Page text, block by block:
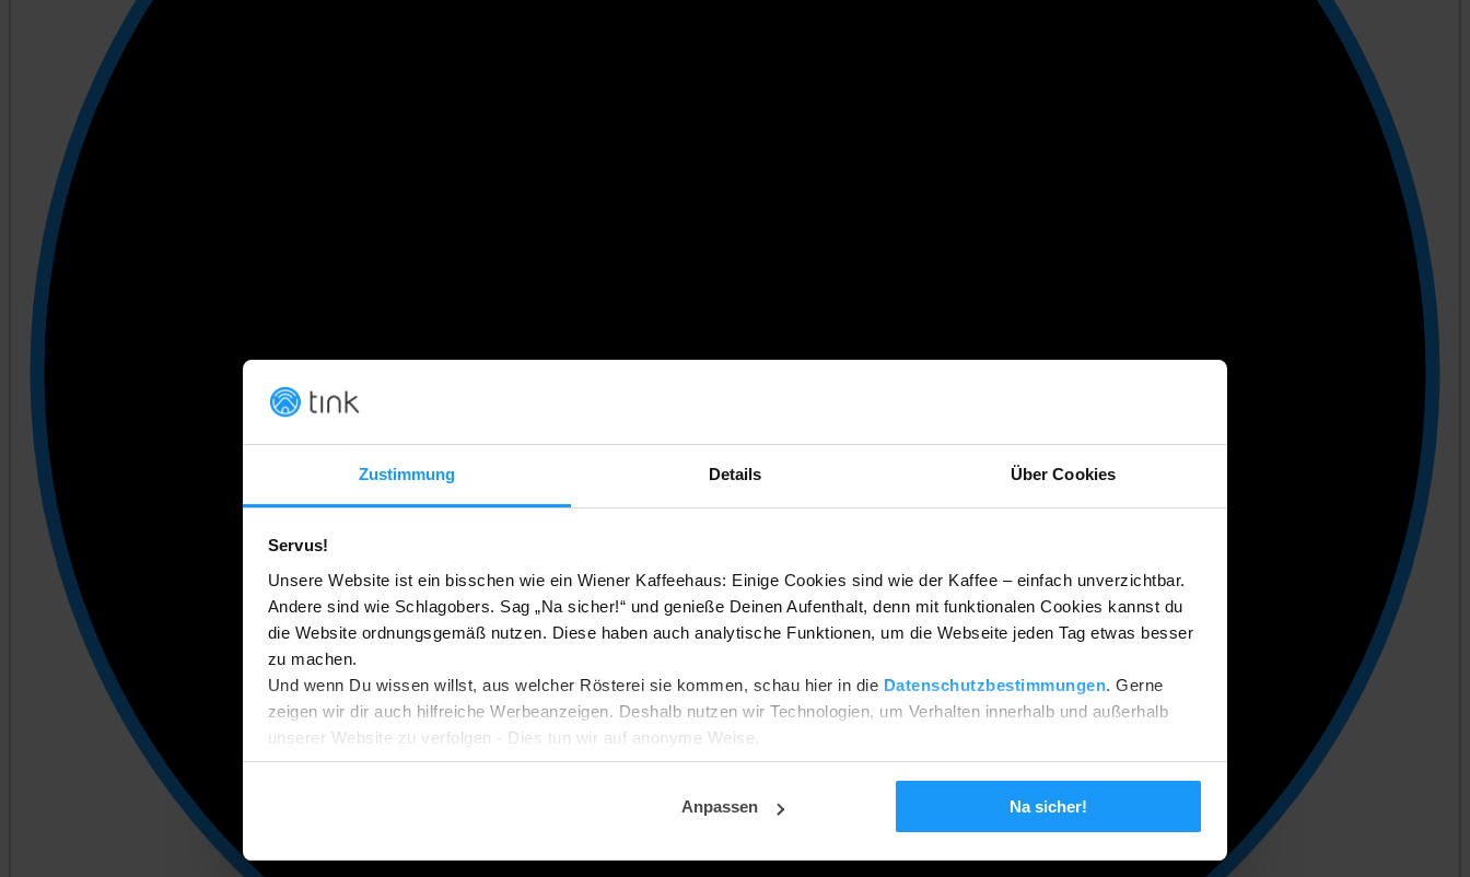
Zustimmung Details Über Cookies
Servus!
Unsere Website ist ein bisschen wie ein Wiener Kaffeehaus: Einige Cookies sind wie der Kaffee – einfach unverzichtbar.
Andere sind wie Schlagobers. Sag „Na sicher!“ und genieße Deinen Aufenthalt, denn mit funktionalen Cookies kannst du
die Website ordnungsgemäß nutzen. Diese haben auch analytische Funktionen, um die Webseite jeden Tag etwas besser
zu machen.
Und wenn Du wissen willst, aus welcher Rösterei sie kommen, schau hier in die Datenschutzbestimmungen. Gerne
zeigen wir dir auch hilfreiche Werbeanzeigen. Deshalb nutzen wir Technologien, um Verhalten innerhalb und außerhalb
unserer Website zu verfolgen - Dies tun wir auf anonyme Weise.
Entscheidest du dich für Ablehnen? Dann werden wir nur funktionale und analytische Cookies setzen. Deine Einstellungen
Anpassen
Na sicher!